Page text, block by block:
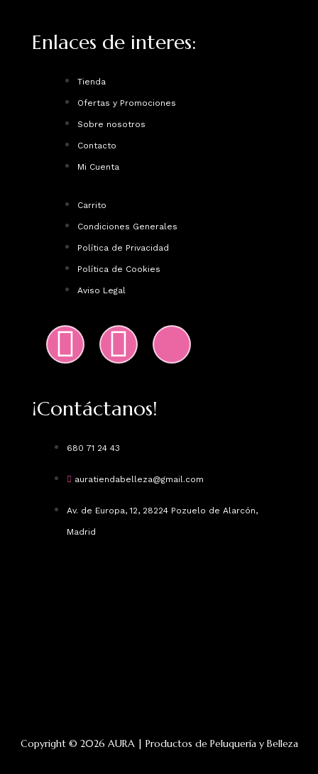
¡Contáctanos!
680 71 24 43
auratiendabelleza@gmail.com
Av. de Europa, 12, 28224 Pozuelo de Alarcón,
Madrid
Enlaces de interes:
Tienda
Ofertas y Promociones
Sobre nosotros
Contacto
Mi Cuenta
Carrito
Condiciones Generales
Política de Privacidad
Política de Cookies
Aviso Legal
Copyright © 2026 AURA | Productos de Peluquería y Belleza